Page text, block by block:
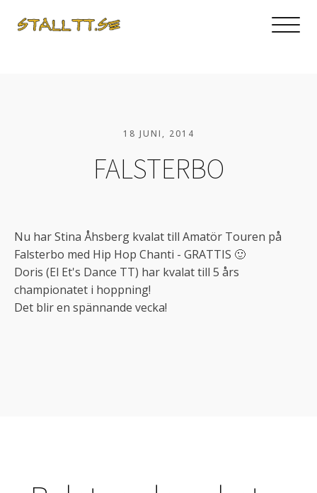
18 JUNI, 2014
FALSTERBO
Nu har Stina Åhsberg kvalat till Amatör Touren på
Falsterbo med Hip Hop Chanti - GRATTIS 🙂
Doris (El Et's Dance TT) har kvalat till 5 års
championatet i hoppning!
Det blir en spännande vecka!